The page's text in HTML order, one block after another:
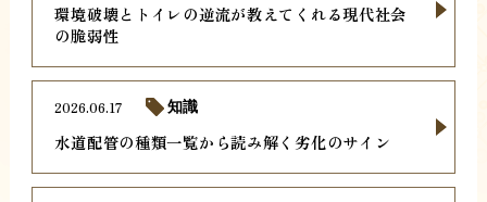
環境破壊とトイレの逆流が教えてくれる現代社会
の脆弱性
水道配管の種類一覧から読み解く劣化のサイン
2026.06.17 知識